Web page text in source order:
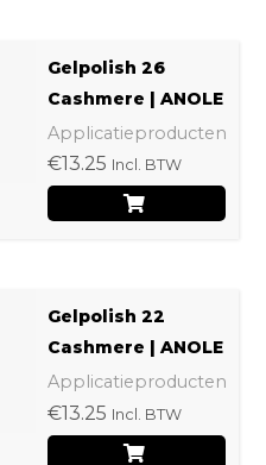
Gelpolish 26
Cashmere | ANOLE
Applicatieproducten
€13.25 Incl. BTW
Gelpolish 22
Cashmere | ANOLE
Applicatieproducten
€13.25 Incl. BTW